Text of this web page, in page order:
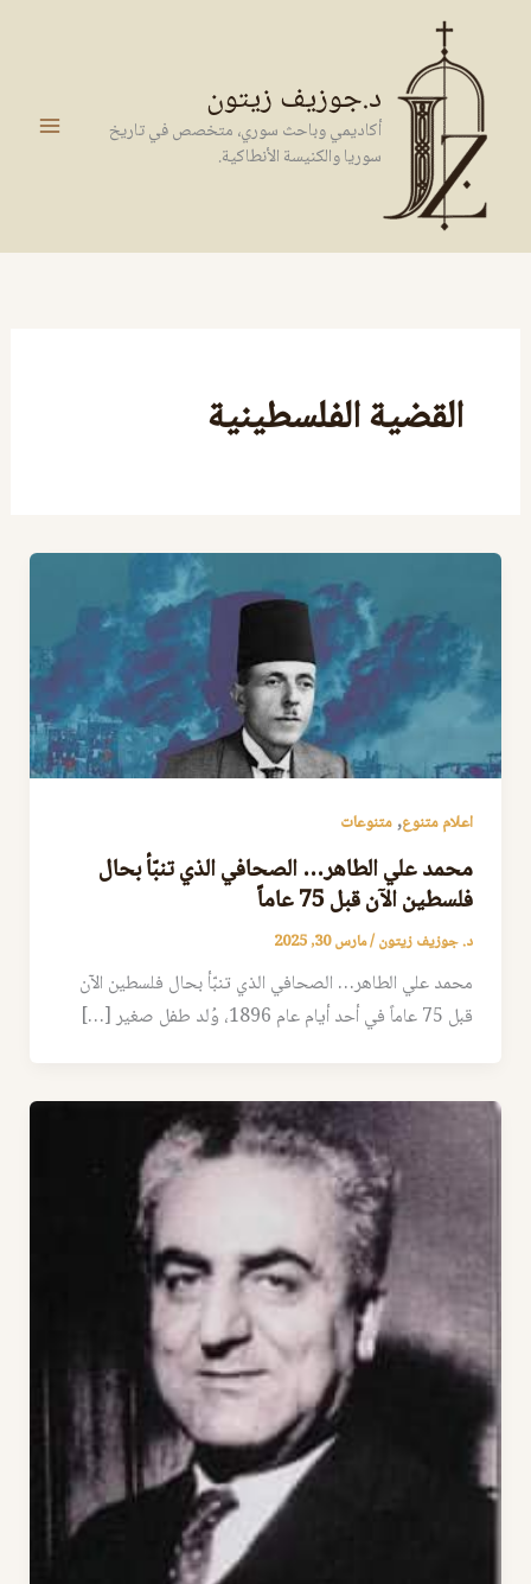
المحتوى
د.جوزيف زيتون
أكاديمي وباحث سوري، متخصص في تاريخ
سوريا والكنيسة الأنطاكية.
القضية الفلسطينية
اعلام متنوع,متنوعات
محمد علي الطاهر… الصحافي الذي تنبّأ بحال
فلسطين الآن قبل 75 عاماً
د. جوزيف زيتون/مارس 30, 2025
محمد علي الطاهر… الصحافي الذي تنبّأ بحال فلسطين الآن
قبل 75 عاماً في أحد أيام عام 1896، وُلد طفل صغير […]